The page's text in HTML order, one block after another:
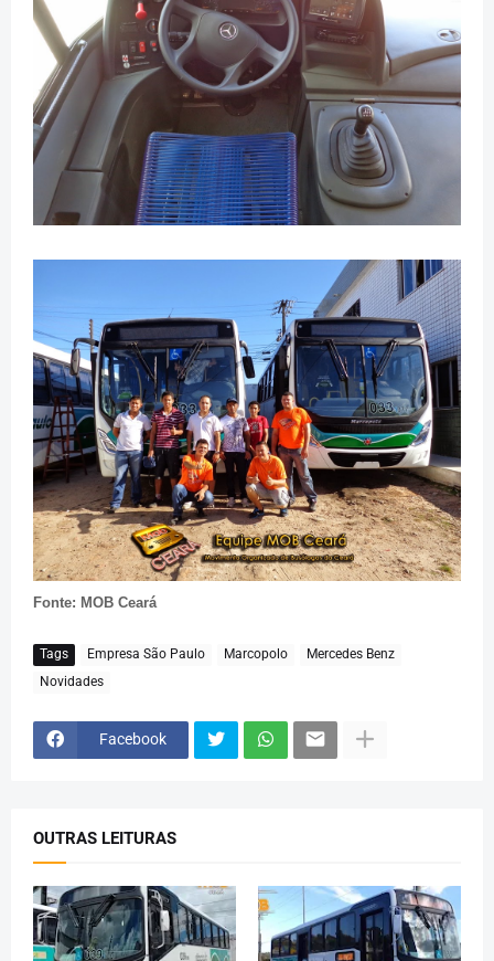
Fonte: MOB Ceará
Tags Empresa São Paulo Marcopolo
Mercedes Benz
Novidades
Facebook
OUTRAS LEITURAS